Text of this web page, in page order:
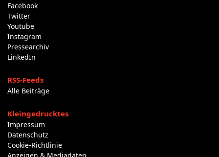
Facebook
Twitter
Youtube
Instagram
Pressearchiv
LinkedIn
RSS-Feeds
Alle Beiträge
Kleingedrucktes
Impressum
Datenschutz
Cookie-Richtlinie